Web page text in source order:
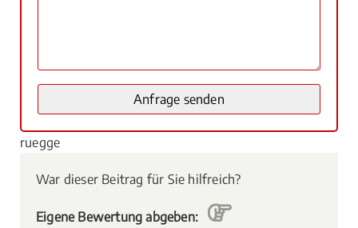
ruegge
War dieser Beitrag für Sie hilfreich?
Eigene Bewertung abgeben: